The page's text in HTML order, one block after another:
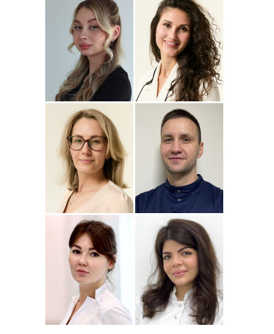
Подробнеео Полина
Соколовская
Стоматолог-терапевт
Подробнее о
Прохорова
Анастасия
Стоматолог-терапевт
Подробнеео
Сейфетдинова
Юлия
Стоматолог-ортодонт
Подробнеео
Симонов
Стоматолог детский
Подробнее о
Ситдикова
Стоматолог-хирург
Подробнеео
Тумасян
Стоматолог-терапевт